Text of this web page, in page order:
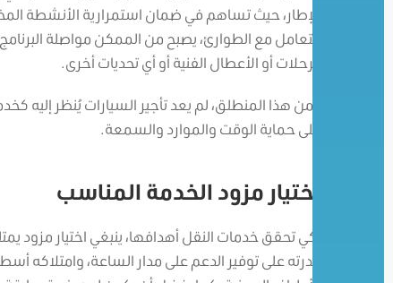
الإطار، حيث تساهم في ضمان استمرارية الأنشطة
للتعامل مع الطوارئ، يصبح من الممكن مواصلة
الرحلات أو الأعطال الفنية أو أي تحديات أخرى.
ومن هذا المنطلق، لم يعد تأجير السيارات يُنظر إليه
على حماية الوقت والموارد والسمعة.
اختيار مزود الخدمة المناسب
لكي تحقق خدمات النقل أهدافها، ينبغي اختيار مزود
قدرته على توفير الدعم على مدار الساعة، وامتلاكه